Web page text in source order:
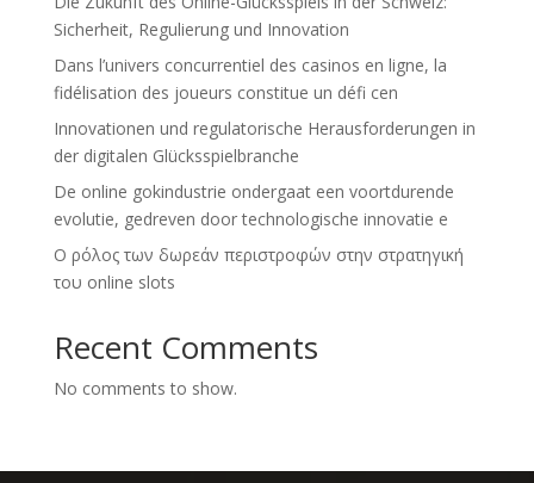
Sicherheit, Regulierung und Innovation
Dans l’univers concurrentiel des casinos en ligne, la
fidélisation des joueurs constitue un défi cen
Innovationen und regulatorische Herausforderungen in
der digitalen Glücksspielbranche
De online gokindustrie ondergaat een voortdurende
evolutie, gedreven door technologische innovatie e
Ο ρόλος των δωρεάν περιστροφών στην στρατηγική
του online slots
Recent Comments
No comments to show.